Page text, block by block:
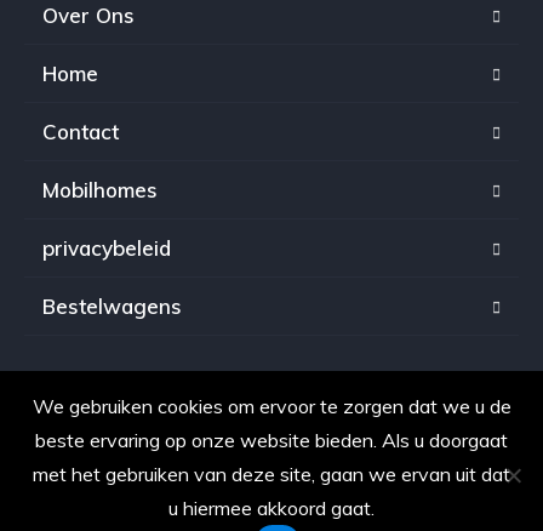
Over Ons
Home
Contact
Mobilhomes
privacybeleid
Bestelwagens
Copyright © 2021. Alle rechten voorbehouden voor
OpkopenAuto.be
We gebruiken cookies om ervoor te zorgen dat we u de
beste ervaring op onze website bieden. Als u doorgaat
met het gebruiken van deze site, gaan we ervan uit dat
u hiermee akkoord gaat.